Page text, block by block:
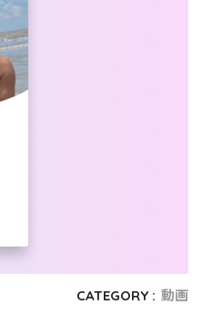
CATEGORY : 動画